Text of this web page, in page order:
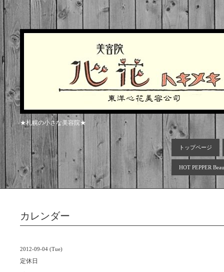
★札幌の小さな美容院★
トップページ
HOT PEPPER
カレンダー
2012-09-04 (Tue)
定休日